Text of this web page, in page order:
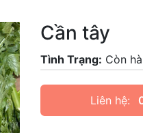
Cần tây
Tình Trạng: Còn
Liên hệ: